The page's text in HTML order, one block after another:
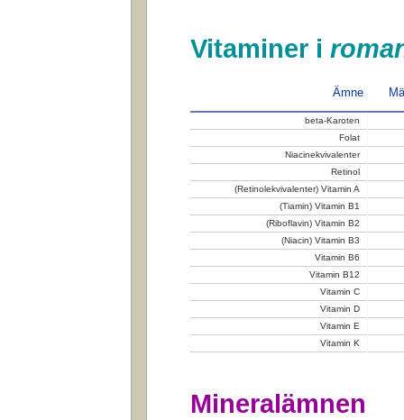
Vitaminer i
Ämne
beta-Karoten
Folat
Niacinekvivalenter
Retinol
(Retinolekvivalenter) Vitamin A
(Tiamin) Vitamin B1
(Riboflavin) Vitamin B2
(Niacin) Vitamin B3
Vitamin B6
Vitamin B12
Vitamin C
Vitamin D
Vitamin E
Vitamin K
Mineralämnen